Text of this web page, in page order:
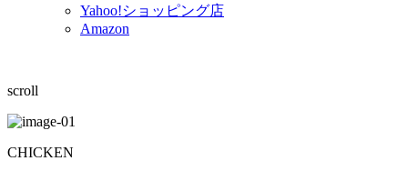
Yahoo!ショッピング店
Amazon
scroll
CHICKEN